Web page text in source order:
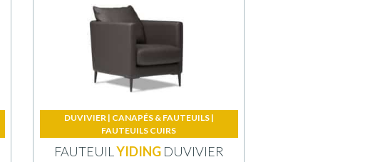
DUVIVIER | CANAPÉS & FAUTEUILS|
FAUTEUILS CUIRS
FAUTEUIL YIDINGDUVIVIER